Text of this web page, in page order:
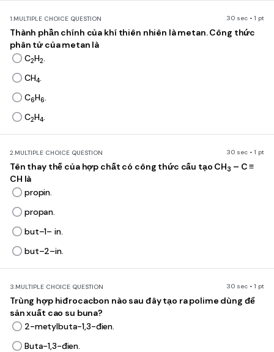
1.MULTIPLE CHOICE QUESTION 30 sec • 1 pt
Thành phần chính của khí thiên nhiên là metan. Công thức
phân tử của metan là
C2H2.
CH4.
C6H6.
C2H4.
2.MULTIPLE CHOICE QUESTION 30 sec • 1 pt
Tên thay thế của hợp chất có công thức cấu tạo CH3 – C ≡
CH là
propin.
propan.
but–1– in.
but–2–in.
3.MULTIPLE CHOICE QUESTION 30 sec • 1 pt
Trùng hợp hiđrocacbon nào sau đây tạo ra polime dùng để
sản xuất cao su buna?
2-metylbuta-1,3-đien.
Buta-1,3-đien.